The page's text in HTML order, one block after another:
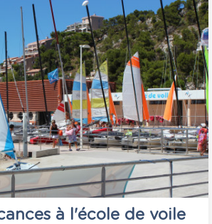
à l'école de voile